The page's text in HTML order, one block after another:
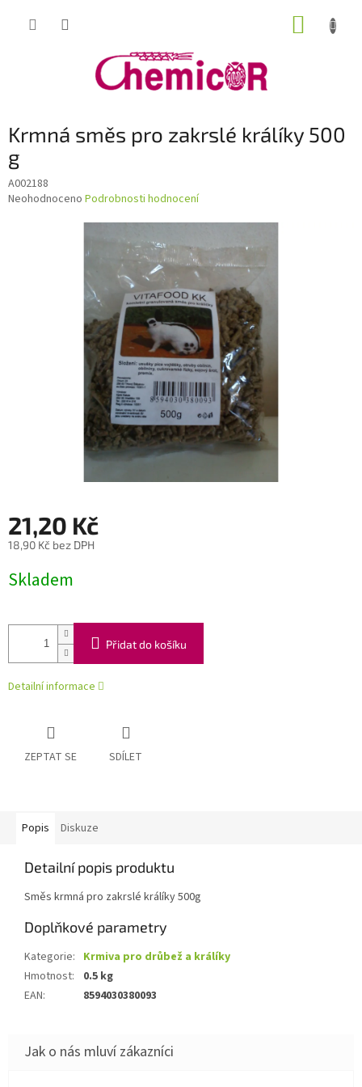
Krmná směs pro zakrslé králíky 500
g
A002188
Průměrné
Neohodnoceno Podrobnosti hodnocení
21,20 Kč
18,90 Kč bez DPH
cena:
Skladem
Přidat do košíku
Detailní informace
ZEPTAT SE SDÍLET
Popis Diskuze
Detailní popis produktu
Směs krmná pro zakrslé králíky 500g
Doplňkové parametry
Kategorie: Krmiva pro drůbež a králíky
Hmotnost:
0.5 kg
EAN: 8594030380093